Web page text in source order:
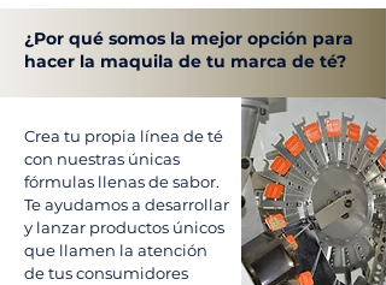
¿Por qué somos la mejor opción para
hacer la maquila de tu marca de té?
Crea tu propia línea de té
con nuestras únicas
fórmulas llenas de sabor.
Te ayudamos a desarrollar
y lanzar productos únicos
que llamen la atención
de tus consumidores